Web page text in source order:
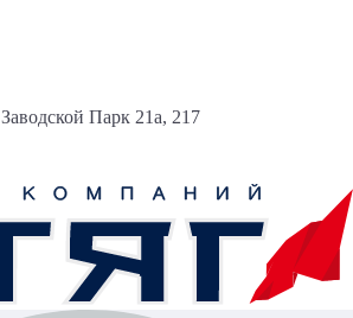
Заводской Парк 21а, 217